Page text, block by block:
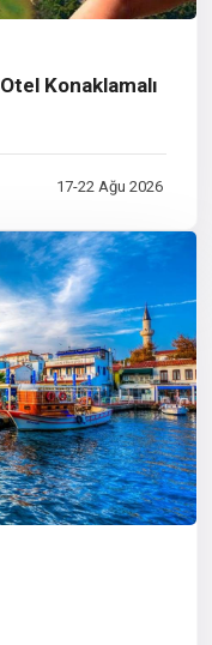
Konaklamalı
17-22 Ağu 2026